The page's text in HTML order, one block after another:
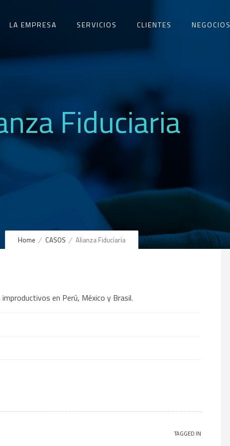
LA EMPRESA SERVICIOS CLIENTES NEGOCIOS
Fiduciaria
Home CASOS Alianza Fiduciaria
en Perú, México y Brasil.
TAGGED IN